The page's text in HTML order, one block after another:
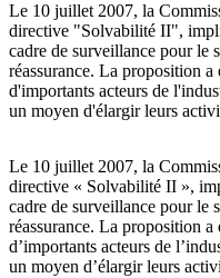
Le 10 juillet 2007, la
directive "Solvabilité II",
cadre de surveillance pour le
réassurance. La proposition
d'importants acteurs de
un moyen d'élargir leurs
Le 10 juillet 2007, la
directive « Solvabilité II »,
cadre de surveillance pour le
réassurance. La proposition
d’importants acteurs de
un moyen d’élargir leurs